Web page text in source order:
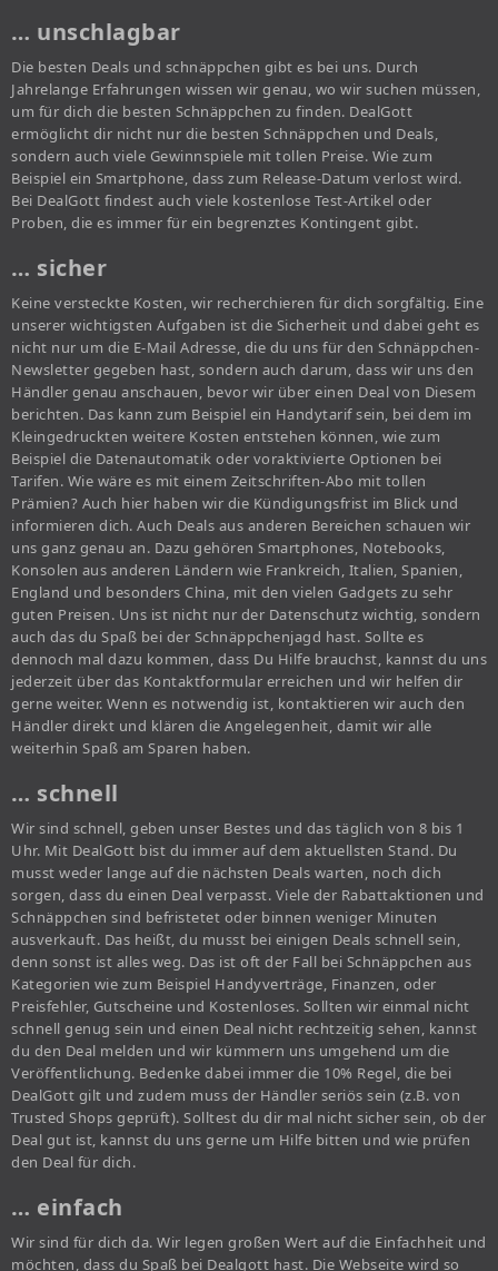
… unschlagbar
Die besten Deals und schnäppchen gibt es bei uns. Durch
Jahrelange Erfahrungen wissen wir genau, wo wir suchen müssen,
um für dich die besten Schnäppchen zu finden. DealGott
ermöglicht dir nicht nur die besten Schnäppchen und Deals,
sondern auch viele Gewinnspiele mit tollen Preise. Wie zum
Beispiel ein Smartphone, dass zum Release-Datum verlost wird.
Bei DealGott findest auch viele kostenlose Test-Artikel oder
Proben, die es immer für ein begrenztes Kontingent gibt.
… sicher
Keine versteckte Kosten, wir recherchieren für dich sorgfältig. Eine
unserer wichtigsten Aufgaben ist die Sicherheit und dabei geht es
nicht nur um die E-Mail Adresse, die du uns für den Schnäppchen-
Newsletter gegeben hast, sondern auch darum, dass wir uns den
Händler genau anschauen, bevor wir über einen Deal von Diesem
berichten. Das kann zum Beispiel ein Handytarif sein, bei dem im
Kleingedruckten weitere Kosten entstehen können, wie zum
Beispiel die Datenautomatik oder voraktivierte Optionen bei
Tarifen. Wie wäre es mit einem Zeitschriften-Abo mit tollen
Prämien? Auch hier haben wir die Kündigungsfrist im Blick und
informieren dich. Auch Deals aus anderen Bereichen schauen wir
uns ganz genau an. Dazu gehören Smartphones, Notebooks,
Konsolen aus anderen Ländern wie Frankreich, Italien, Spanien,
England und besonders China, mit den vielen Gadgets zu sehr
guten Preisen. Uns ist nicht nur der Datenschutz wichtig, sondern
auch das du Spaß bei der Schnäppchenjagd hast. Sollte es
dennoch mal dazu kommen, dass Du Hilfe brauchst, kannst du uns
jederzeit über das Kontaktformular erreichen und wir helfen dir
gerne weiter. Wenn es notwendig ist, kontaktieren wir auch den
Händler direkt und klären die Angelegenheit, damit wir alle
weiterhin Spaß am Sparen haben.
… schnell
Wir sind schnell, geben unser Bestes und das täglich von 8 bis 1
Uhr. Mit DealGott bist du immer auf dem aktuellsten Stand. Du
musst weder lange auf die nächsten Deals warten, noch dich
sorgen, dass du einen Deal verpasst. Viele der Rabattaktionen und
Schnäppchen sind befristetet oder binnen weniger Minuten
ausverkauft. Das heißt, du musst bei einigen Deals schnell sein,
denn sonst ist alles weg. Das ist oft der Fall bei Schnäppchen aus
Kategorien wie zum Beispiel Handyverträge, Finanzen, oder
Preisfehler, Gutscheine und Kostenloses. Sollten wir einmal nicht
schnell genug sein und einen Deal nicht rechtzeitig sehen, kannst
du den Deal melden und wir kümmern uns umgehend um die
Veröffentlichung. Bedenke dabei immer die 10% Regel, die bei
DealGott gilt und zudem muss der Händler seriös sein (z.B. von
Trusted Shops geprüft). Solltest du dir mal nicht sicher sein, ob der
Deal gut ist, kannst du uns gerne um Hilfe bitten und wie prüfen
den Deal für dich.
… einfach
Wir sind für dich da. Wir legen großen Wert auf die Einfachheit und
möchten, dass du Spaß bei Dealgott hast. Die Webseite wird so